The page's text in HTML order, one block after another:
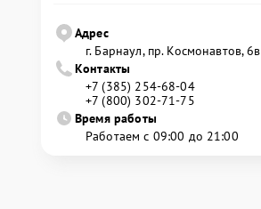
Адрес
г. Барнаул, ​пр. Космонавтов, 6в
Контакты
+7 (385) 254-68-04
+7 (800) 302-71-75
Время работы
Работаем с 09:00 до 21:00